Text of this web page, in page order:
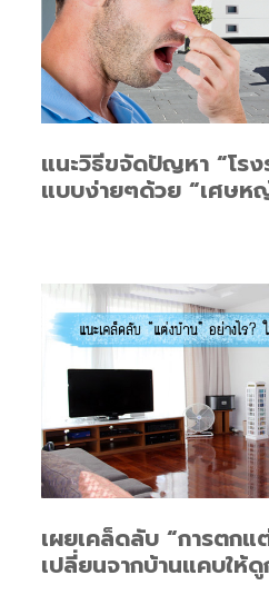
แนะวิธีขจัดปัญหา “โร
แบบง่ายๆด้วย “เศษห
เผยเคล็ดลับ “การตก
เปลี่ยนจากบ้านแคบให้